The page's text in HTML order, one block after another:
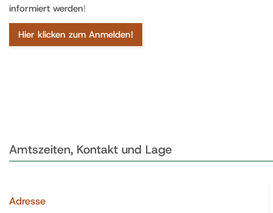
informiert werden!
Hier klicken zum Anmelden!
Amtszeiten, Kontakt und Lage
Adresse